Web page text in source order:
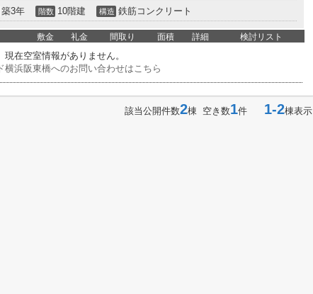
築3年 階数 10階建 構造 鉄筋コンクリート
敷金 礼金 間取り 面積 詳細 検討リスト
現在空室情報がありません。
横浜阪東橋へのお問い合わせはこちら
該当公開件数2棟 空き数1件 1-2棟表示